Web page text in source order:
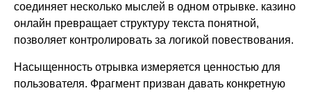
соединяет несколько мыслей в одном отрывке. казино
онлайн превращает структуру текста понятной,
позволяет контролировать за логикой повествования.
Насыщенность отрывка измеряется ценностью для
пользователя. Фрагмент призван давать конкретную